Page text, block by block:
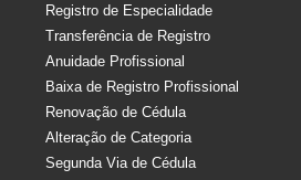
Registro de Especialidade
Transferência de Registro
Anuidade Profissional
Baixa de Registro Profissional
Renovação de Cédula
Alteração de Categoria
Segunda Via de Cédula